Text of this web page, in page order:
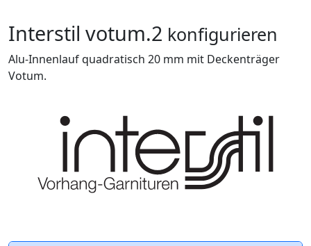
Interstil votum.2 konfigurieren
Alu-Innenlauf quadratisch 20 mm mit Deckenträger
Votum.